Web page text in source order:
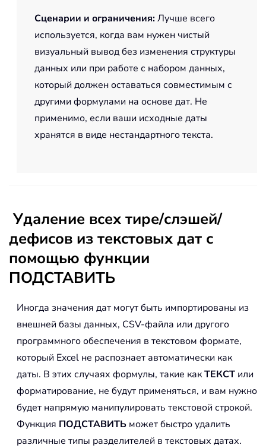
Сценарии и ограничения:Лучше всего
используется, когда вам нужен чистый
визуальный вывод без изменения структуры
данных или при работе с набором данных,
который должен оставаться совместимым с
другими формулами на основе дат. Не
применимо, если ваши исходные даты
хранятся в виде нестандартного текста.
Удаление всех тире/слэшей/
дефисов из текстовых дат с
помощью функции
ПОДСТАВИТЬ
Иногда значения дат могут быть импортированы из
внешней базы данных, CSV-файла или другого
программного обеспечения в текстовом формате,
который Excel не распознает автоматически как
даты. В этих случаях формулы, такие какТЕКСТ или
форматирование, не будут применяться, и вам нужно
будет напрямую манипулировать текстовой строкой.
Функция ПОДСТАВИТЬ может быстро удалить
различные типы разделителей в текстовых датах.